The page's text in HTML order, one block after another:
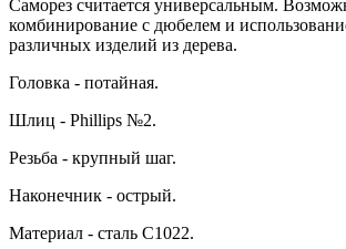
Саморез считается универсальным.
комбинирование с дюбелем и
различных изделий из дерева.
Головка - потайная.
Шлиц - Phillips №2.
Резьба - крупный шаг.
Наконечник - острый.
Материал - сталь С1022.